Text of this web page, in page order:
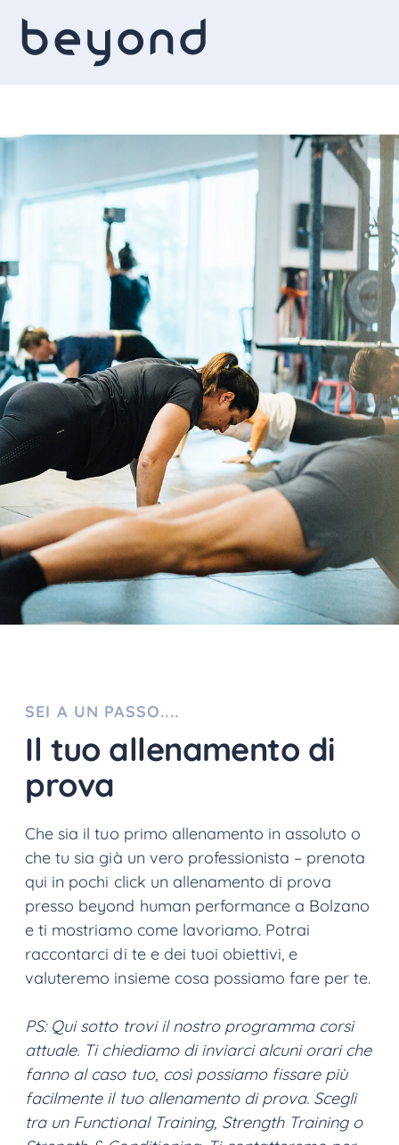
SEI A UN PASSO....
Il tuo allenamento di
prova
Che sia il tuo primo allenamento in assoluto o
che tu sia già un vero professionista – prenota
qui in pochi click un allenamento di prova
presso beyond human performance a Bolzano
e ti mostriamo come lavoriamo. Potrai
raccontarci di te e dei tuoi obiettivi, e
valuteremo insieme cosa possiamo fare per te.
PS: Qui sotto trovi il nostro programma corsi
attuale. Ti chiediamo di inviarci alcuni orari che
fanno al caso tuo, così possiamo fissare più
facilmente il tuo allenamento di prova. Scegli
tra un Functional Training, Strength Training o